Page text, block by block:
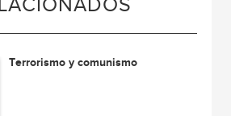
Terrorismo y comunismo